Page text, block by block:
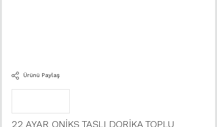
Ürünü Paylaş
22 AYAR ONİKS TAŞLI DORİKA TOPLU